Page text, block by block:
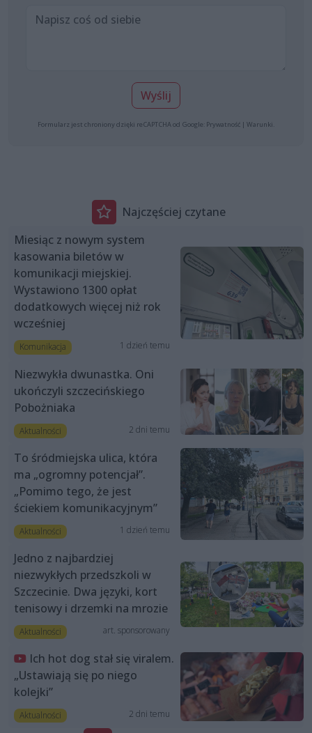
Wyślij
Formularz jest chroniony dzięki reCAPTCHA od Google: Prywatność | Warunki
Najczęściej czytane
Miesiąc z nowym system
kasowania biletów w
komunikacji miejskiej.
Wystawiono 1300 opłat
dodatkowych więcej niż rok
wcześniej
Komunikacja 1 dzień temu
Niezwykła dwunastka. Oni
ukończyli szczecińskiego
Pobożniaka
Aktualności 2 dni temu
To śródmiejska ulica, która
ma „ogromny potencjał”.
„Pomimo tego, że jest
ściekiem komunikacyjnym”
Aktualności 1 dzień temu
Jedno z najbardziej
niezwykłych przedszkoli w
Szczecinie. Dwa języki, kort
tenisowy i drzemki na mrozie
Aktualności art. sponsorowany
Ich hot dog stał się viralem.
„Ustawiają się po niego
kolejki”
Aktualności 2 dni temu